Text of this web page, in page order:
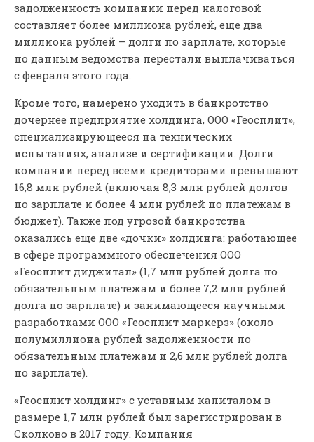
задолженность компании перед налоговой
составляет более миллиона рублей, еще два
миллиона рублей – долги по зарплате, которые
по данным ведомства перестали выплачиваться
с февраля этого года.
Кроме того, намерено уходить в банкротство
дочернее предприятие холдинга, ООО «Геосплит»,
специализирующееся на технических
испытаниях, анализе и сертификации. Долги
компании перед всеми кредиторами превышают
16,8 млн рублей (включая 8,3 млн рублей долгов
по зарплате и более 4 млн рублей по платежам в
бюджет). Также под угрозой банкротства
оказались еще две «дочки» холдинга: работающее
в сфере программного обеспечения ООО
«Геосплит диджитал» (1,7 млн рублей долга по
обязательным платежам и более 7,2 млн рублей
долга по зарплате) и занимающееся научными
разработками ООО «Геосплит маркерз» (около
полумиллиона рублей задолженности по
обязательным платежам и 2,6 млн рублей долга
по зарплате).
«Геосплит холдинг» с уставным капиталом в
размере 1,7 млн рублей был зарегистрирован в
Сколково в 2017 году. Компания